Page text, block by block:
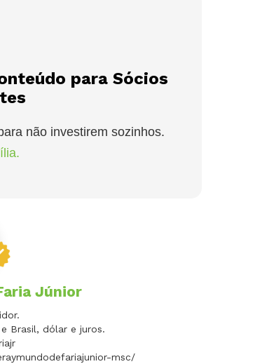
para Sócios
não investirem sozinhos.
Júnior
Brasil, dólar e juros.
msc/